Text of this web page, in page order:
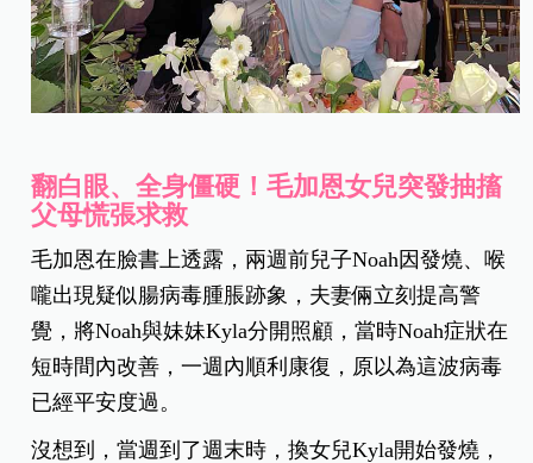
翻白眼、全身僵硬！毛加恩女兒突發抽搐
父母慌張求救
毛加恩在臉書上透露，兩週前兒子Noah因發燒、喉
嚨出現疑似腸病毒腫脹跡象，夫妻倆立刻提高警
覺，將Noah與妹妹Kyla分開照顧，當時Noah症狀在
短時間內改善，一週內順利康復，原以為這波病毒
已經平安度過。
沒想到，當週到了週末時，換女兒Kyla開始發燒，